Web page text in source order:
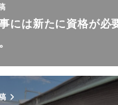
には新たに資格が必